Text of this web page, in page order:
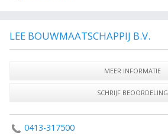
LEE BOUWMAATSCHAPPIJ B.V.
MEER INFORMATIE
SCHRIJF BEOORDELING
0413-317500